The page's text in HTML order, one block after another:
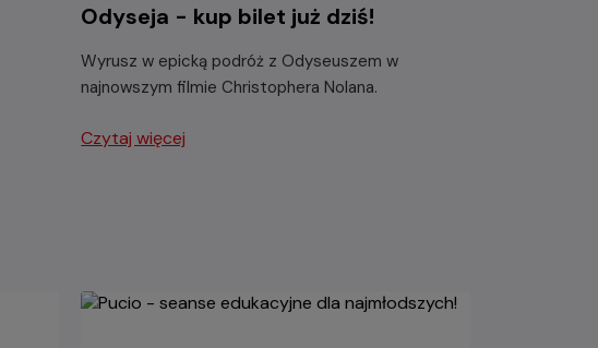
Odyseja - kup bilet już dziś!
Wyrusz w epicką podróż z Odyseuszem w
najnowszym filmie Christophera Nolana.
Czytaj więcej